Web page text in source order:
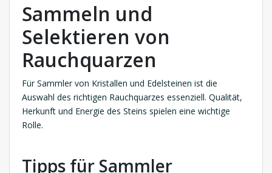
Sammeln und
Selektieren von
Rauchquarzen
Für Sammler von Kristallen und Edelsteinen ist die
Auswahl des richtigen Rauchquarzes essenziell. Qualität,
Herkunft und Energie des Steins spielen eine wichtige
Rolle.
Tipps für Sammler